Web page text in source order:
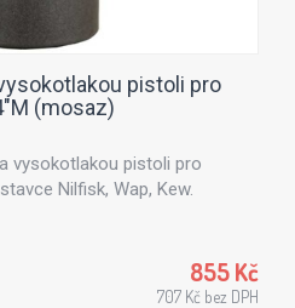
pistoli pro
(mosaz)
vysokotlakou pistoli pro
Nilfisk, Wap, Kew.
855 Kč
707 Kč bez DPH